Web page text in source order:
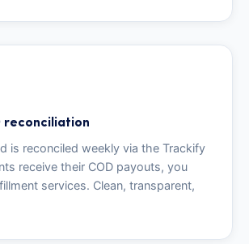
reconciliation
is reconciled weekly via the Trackify
receive their COD payouts, you
services. Clean, transparent,